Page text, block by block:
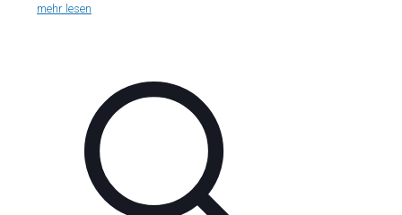
mehr lesen